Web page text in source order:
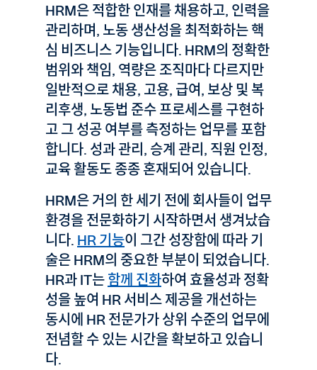
HRM은 적합한 인재를 채용하고, 인력을
관리하며, 노동 생산성을 최적화하는 핵
심 비즈니스 기능입니다. HRM의 정확한
범위와 책임, 역량은 조직마다 다르지만
일반적으로 채용, 고용, 급여, 보상 및 복
리후생, 노동법 준수 프로세스를 구현하
고 그 성공 여부를 측정하는 업무를 포함
합니다. 성과 관리, 승계 관리, 직원 인정,
교육 활동도 종종 혼재되어 있습니다.
HRM은 거의 한 세기 전에 회사들이 업무
환경을 전문화하기 시작하면서 생겨났습
니다. HR 기능이 그간 성장함에 따라 기
술은 HRM의 중요한 부분이 되었습니다.
HR과 IT는함께 진화하여 효율성과 정확
성을 높여 HR 서비스 제공을 개선하는
동시에 HR 전문가가 상위 수준의 업무에
전념할 수 있는 시간을 확보하고 있습니
다.